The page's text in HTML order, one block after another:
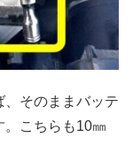
、そのままバッテ
。こちらも10㎜